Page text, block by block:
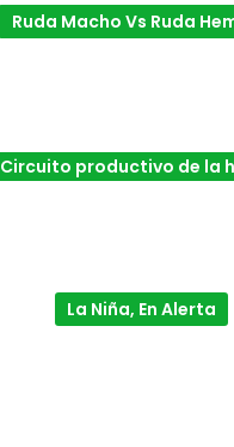
Ruda Macho Vs Ruda
Circuito productivo de la
La Niña, En Alerta